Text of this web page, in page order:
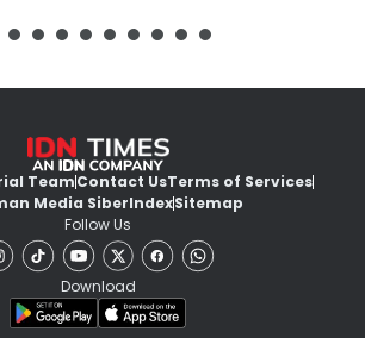
TeamContact UsTerms of Services
Media SiberIndexSitemap
Follow Us
Download